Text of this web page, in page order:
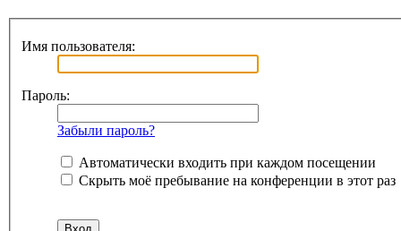
Имя пользователя:
Пароль:
Забыли пароль?
Автоматически входить при каждом посещении
Скрыть моё пребывание на конференции в этот раз